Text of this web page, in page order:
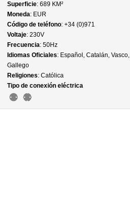
Superficie: 689 KM²
Moneda: EUR
Código de teléfono: +34 (0)971
Voltaje: 230V
Frecuencia: 50Hz
Idiomas Oficiales: Español, Catalán, Vasco,
Gallego
Religiones: Católica
Tipo de conexión eléctrica